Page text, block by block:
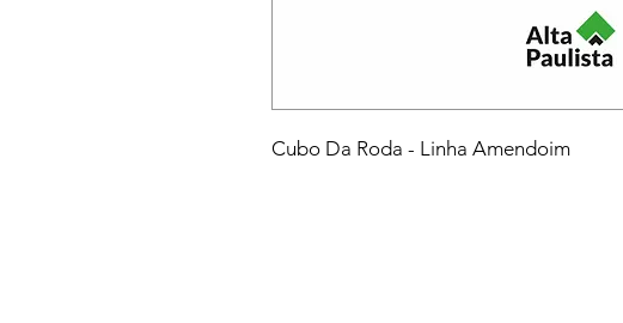
Cubo Da Roda - Linha Amendoim